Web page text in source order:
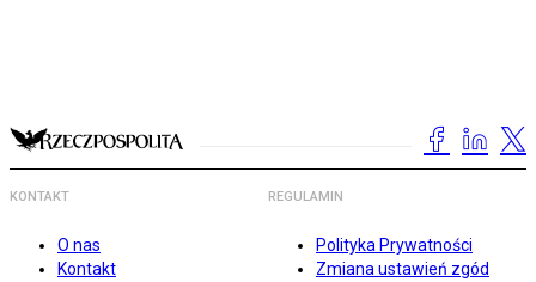
KONTAKT
O nas
Kontakt
REGULAMIN
Polityka Prywatności
Zmiana ustawień zgód